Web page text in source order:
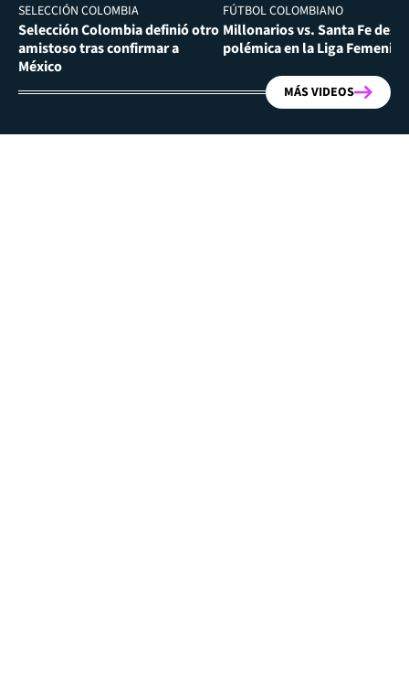
SELECCIÓN COLOMBIA
Selección Colombia definió otro
amistoso tras confirmar a
México
FÚTBOL COLOMBIANO
Millonarios vs. Santa Fe
polémica en la Liga Femenina
MÁS VIDEOS